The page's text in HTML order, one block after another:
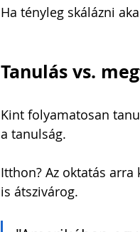
Ha tényleg skálázni
Tanulás vs.
Kint folyamatosan
a tanulság.
Itthon? Az oktatás
is átszivárog.